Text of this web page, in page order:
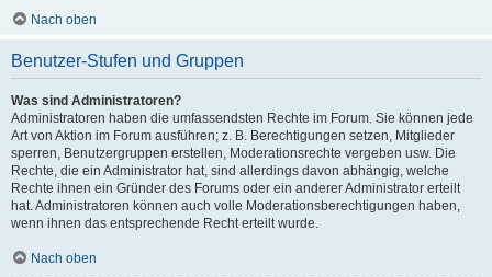
Nach oben
Benutzer-Stufen und Gruppen
Was sind Administratoren?
Administratoren haben die umfassendsten Rechte im Forum. Sie können jede
Art von Aktion im Forum ausführen; z. B. Berechtigungen setzen, Mitglieder
sperren, Benutzergruppen erstellen, Moderationsrechte vergeben usw. Die
Rechte, die ein Administrator hat, sind allerdings davon abhängig, welche
Rechte ihnen ein Gründer des Forums oder ein anderer Administrator erteilt
hat. Administratoren können auch volle Moderationsberechtigungen haben,
wenn ihnen das entsprechende Recht erteilt wurde.
Nach oben